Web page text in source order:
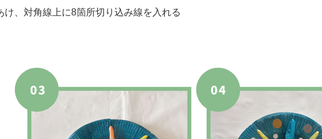
け、対角線上に8箇所切り込み線を入れる